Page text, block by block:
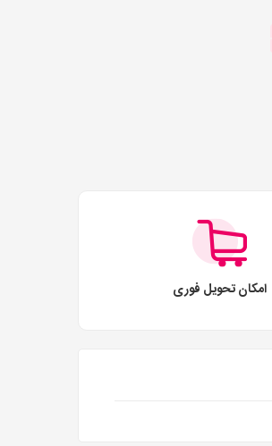
امکان تحویل فوری